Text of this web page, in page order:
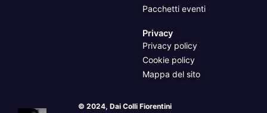
Pacchetti eventi
Privacy
Privacy policy
Cookie policy
Mappa del sito
© 2024, Dai Colli Fiorentini